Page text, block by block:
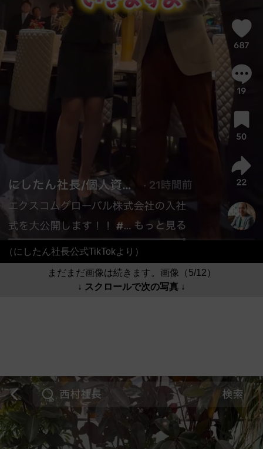
（にしたん社長公式TikTokより）
まだまだ画像は続きます。画像（5/12）
↓ スクロールで次の写真 ↓